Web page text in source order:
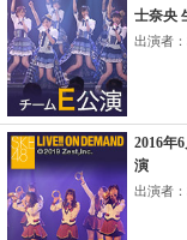
士奈央
出演者
2016年
演
出演者